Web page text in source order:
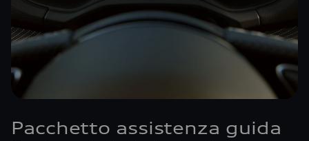
Pacchetto assistenza guida